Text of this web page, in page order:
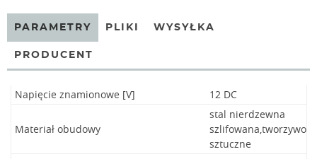
PARAMETRY PLIKI WYSYŁKA
PRODUCENT
Napięcie znamionowe [V] 12 DC
Materiał obudowy
stal nierdzewna
szlifowana,tworzywo
sztuczne